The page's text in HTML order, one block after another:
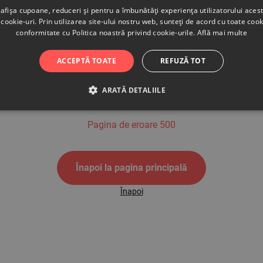
500
Pagina de eroare 500
Înapoi la pagina principală
Înapoi
cupoane, reduceri și pentru a îmbunătăți experiența utilizatorului
uri. Prin utilizarea site-ului nostru web, sunteți de acord cu toate
conformitate cu Politica noastră privind cookie-urile. Află mai multe
ACCEPTĂ TOATE REFUZĂ TOT
ARATĂ DETALIILE